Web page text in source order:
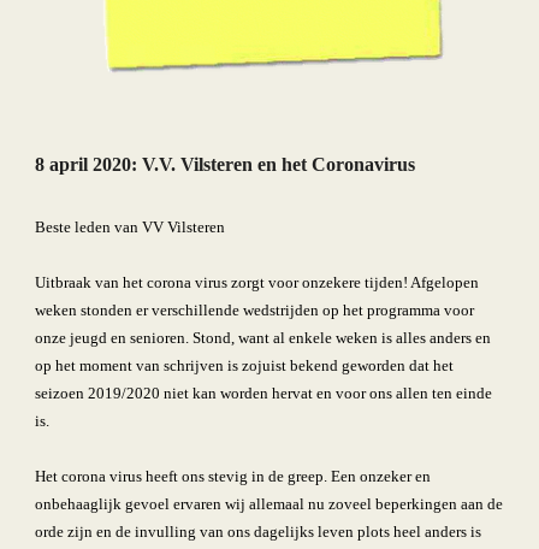
8 april 2020: V.V. Vilsteren en het Coronavirus
Beste leden van VV Vilsteren
Uitbraak van het corona virus zorgt voor onzekere tijden! Afgelopen
weken stonden er verschillende wedstrijden op het programma voor
onze jeugd en senioren. Stond, want al enkele weken is alles anders en
op het moment van schrijven is zojuist bekend geworden dat het
seizoen 2019/2020 niet kan worden hervat en voor ons allen ten einde
is.
Het corona virus heeft ons stevig in de greep. Een onzeker en
onbehaaglijk gevoel ervaren wij allemaal nu zoveel beperkingen aan de
orde zijn en de invulling van ons dagelijks leven plots heel anders is